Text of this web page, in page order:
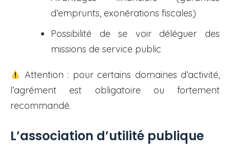
d’emprunts, exonérations fiscales)
Possibilité de se voir déléguer des
missions de service public
Attention : pour certains domaines d’activité,
l’agrément est obligatoire ou fortement
recommandé.
L’association d’utilité publique